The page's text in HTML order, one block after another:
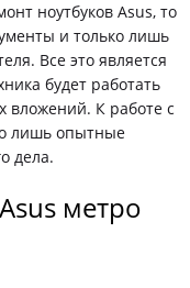
ноутбуков Asus, то
и только лишь
Все это является
будет работать
вложений. К работе с
лишь опытные
дела.
метро